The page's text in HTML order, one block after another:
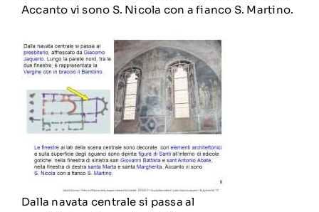
Accanto vi sono S. Nicola con a fianco S. Martino.
Dalla navata centrale si passa al